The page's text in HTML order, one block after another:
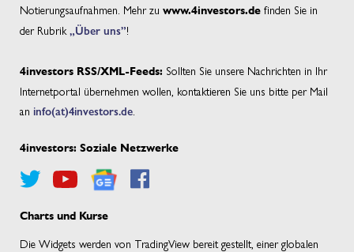
Notierungsaufnahmen. Mehr zu www.4investors.de finden Sie in
der Rubrik „Über uns”!
4investors RSS/XML-Feeds: Sollten Sie unsere Nachrichten in Ihr
Internetportal übernehmen wollen, kontaktieren Sie uns bitte per Mail
an info(at)4investors.de
4investors: Soziale Netzwerke
Charts und Kurse
Die Widgets werden von TradingView bereit gestellt, einer globalen